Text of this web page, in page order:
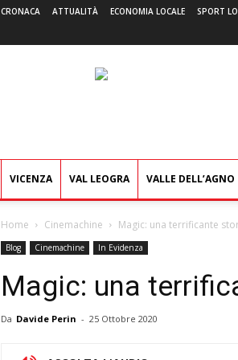
CRONACA ATTUALITÀ ECONOMIA LOCALE SPORT
VICENZA VAL LEOGRA VALLE DELL’AGNO
Home Cinemachine Magic: una terrificante
Blog Cinemachine In Evidenza
Magic: una
Da Davide Perin - 25 Ottobre 2020